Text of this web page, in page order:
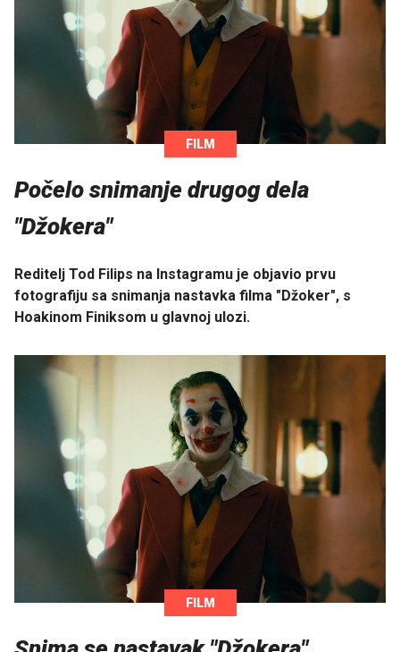
FILM
Počelo snimanje drugog dela
"Džokera"
Reditelj Tod Filips na Instagramu je objavio prvu
fotografiju sa snimanja nastavka filma "Džoker", s
Hoakinom Finiksom u glavnoj ulozi.
FILM